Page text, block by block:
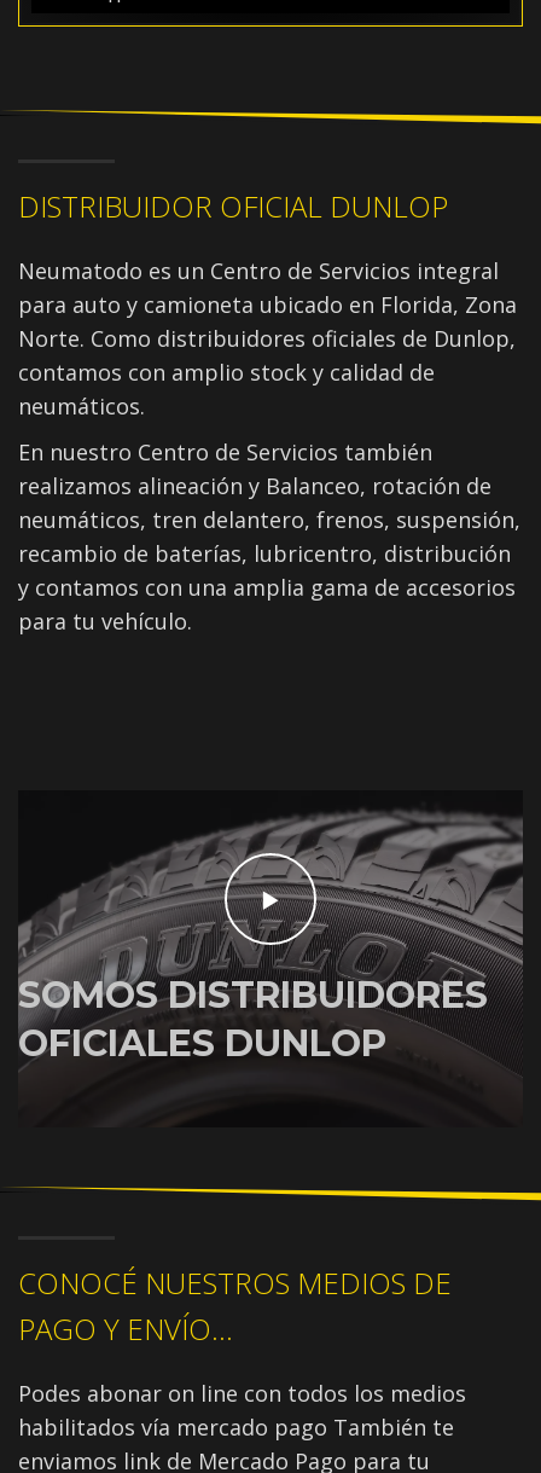
DISTRIBUIDOR OFICIAL DUNLOP
Neumatodo es un Centro de Servicios integral
para auto y camioneta ubicado en Florida, Zona
Norte. Como distribuidores oficiales de Dunlop,
contamos con amplio stock y calidad de
neumáticos.
En nuestro Centro de Servicios también
realizamos alineación y Balanceo, rotación de
neumáticos, tren delantero, frenos, suspensión,
recambio de baterías, lubricentro, distribución
y contamos con una amplia gama de accesorios
para tu vehículo.
SOMOS DISTRIBUIDORES
OFICIALES DUNLOP
CONOCÉ NUESTROS MEDIOS DE
PAGO Y ENVÍO...
Podes abonar on line con todos los medios
habilitados vía mercado pago También te
enviamos link de Mercado Pago para tu